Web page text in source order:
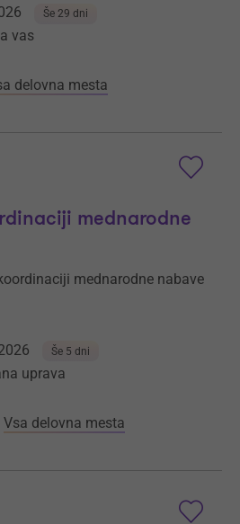
Še 29 dni
vas
delovna mesta
mednarodne
mednarodne nabave
Še 5 dni
uprava
Vsa delovna mesta